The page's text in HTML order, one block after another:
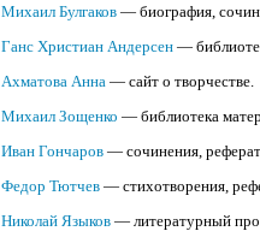
Михаил Булгаков — биография,
Ганс Христиан Андерсен —
Ахматова Анна — сайт о творчестве.
Михаил Зощенко — библиотека
Иван Гончаров — сочинения,
Федор Тютчев — стихотворения,
Николай Языков — литературный